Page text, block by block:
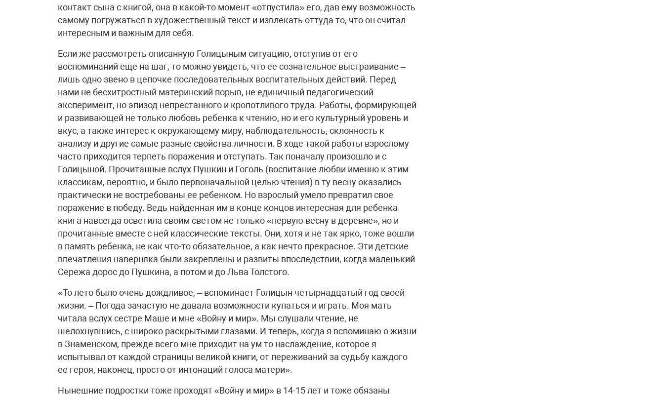
контакт сына с книгой, она в какой-то момент «отпустила» его, дав ему возможность
самому погружаться в художественный текст и извлекать оттуда то, что он считал
интересным и важным для себя.
Если же рассмотреть описанную Голицыным ситуацию, отступив от его
воспоминаний еще на шаг, то можно увидеть, что ее сознательное выстраивание –
лишь одно звено в цепочке последовательных воспитательных действий. Перед
нами не бесхитростный материнский порыв, не единичный педагогический
эксперимент, но эпизод непрестанного и кропотливого труда. Работы, формирующей
и развивающей не только любовь ребенка к чтению, но и его культурный уровень и
вкус, а также интерес к окружающему миру, наблюдательность, склонность к
анализу и другие самые разные свойства личности. В ходе такой работы взрослому
часто приходится терпеть поражения и отступать. Так поначалу произошло и с
Голицыной. Прочитанные вслух Пушкин и Гоголь (воспитание любви именно к этим
классикам, вероятно, и было первоначальной целью чтения) в ту весну оказались
практически не востребованы ее ребенком. Но взрослый умело превратил свое
поражение в победу. Ведь найденная им в конце концов интересная для ребенка
книга навсегда осветила своим светом не только «первую весну в деревне», но и
прочитанные вместе с ней классические тексты. Они, хотя и не так ярко, тоже вошли
в память ребенка, не как что-то обязательное, а как нечто прекрасное. Эти детские
впечатления наверняка были закреплены и развиты впоследствии, когда маленький
Сережа дорос до Пушкина, а потом и до Льва Толстого.
«То лето было очень дождливое, – вспоминает Голицын четырнадцатый год своей
жизни. – Погода зачастую не давала возможности купаться и играть. Моя мать
читала вслух сестре Маше и мне «Войну и мир». Мы слушали чтение, не
шелохнувшись, с широко раскрытыми глазами. И теперь, когда я вспоминаю о жизни
в Знаменском, прежде всего мне приходит на ум то наслаждение, которое я
испытывал от каждой страницы великой книги, от переживаний за судьбу каждого
ее героя, наконец, просто от интонаций голоса матери».
Нынешние подростки тоже проходят «Войну и мир» в 14-15 лет и тоже обязаны